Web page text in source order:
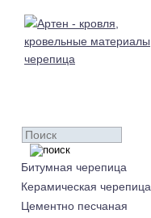
Битумная черепица
Керамическая черепица
Цементно песчаная